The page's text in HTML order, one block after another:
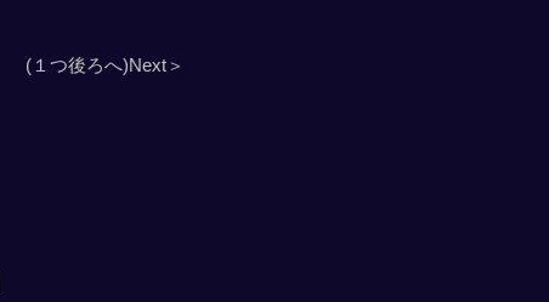
(１つ後ろへ)Next＞